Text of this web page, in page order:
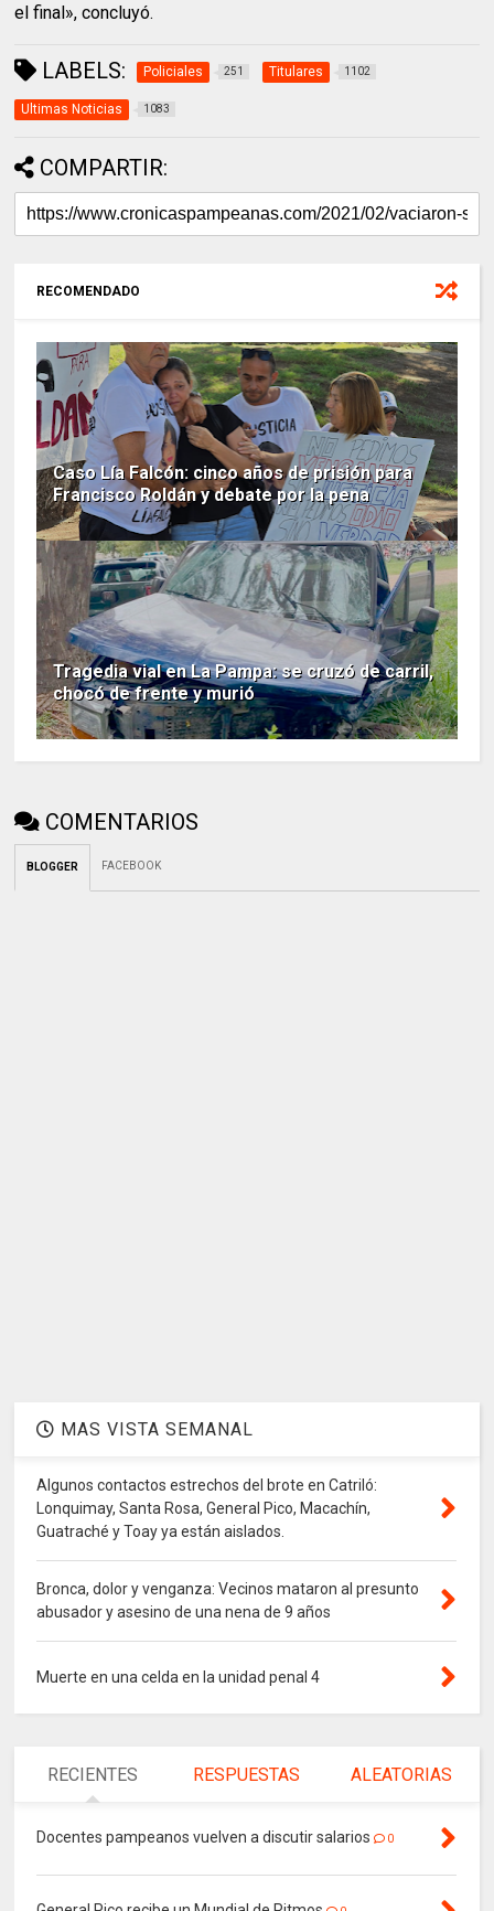
el final», concluyó.
LABELS: Policiales 251 Titulares 1102
Ultimas Noticias 1083
COMPARTIR:
RECOMENDADO
Caso Lía Falcón: cinco años de prisión para
Francisco Roldán y debate por la pena
Tragedia vial en La Pampa: se cruzó de carril,
chocó de frente y murió
COMENTARIOS
BLOGGER FACEBOOK
MAS VISTA SEMANAL
Algunos contactos estrechos del brote en Catriló:
Lonquimay, Santa Rosa, General Pico, Macachín,
Guatraché y Toay ya están aislados.
Bronca, dolor y venganza: Vecinos mataron al presunto
abusador y asesino de una nena de 9 años
Muerte en una celda en la unidad penal 4
RECIENTES RESPUESTAS ALEATORIAS
Docentes pampeanos vuelven a discutir salarios 0